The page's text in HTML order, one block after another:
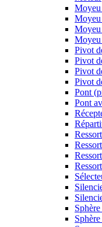
Moyeu
Moyeu
Pivot
Pivot
Pivot
Pivot
Pont
Pont